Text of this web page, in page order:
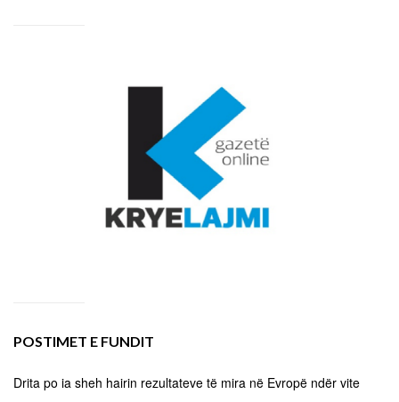
POSTIMET E FUNDIT
Drita po ia sheh hairin rezultateve të mira në Evropë ndër vite